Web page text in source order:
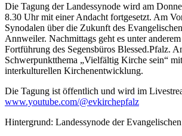
Die Tagung der Landessynode wird am
8.30 Uhr mit einer Andacht fortgesetzt. Am
Synodalen über die Zukunft des
Annweiler. Nachmittags geht es unter
Fortführung des Segensbüros Blessed.Pfalz.
Schwerpunktthema „Vielfältig Kirche sein“
interkulturellen Kirchenentwicklung.
Die Tagung ist öffentlich und wird im
www.youtube.com/@evkirchepfalz
Hintergrund: Landessynode der